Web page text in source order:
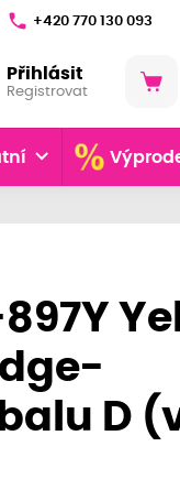
+420 770 130 093
Přihlásit
Registrovat
D